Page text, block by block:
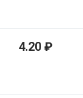
4.20 ₽